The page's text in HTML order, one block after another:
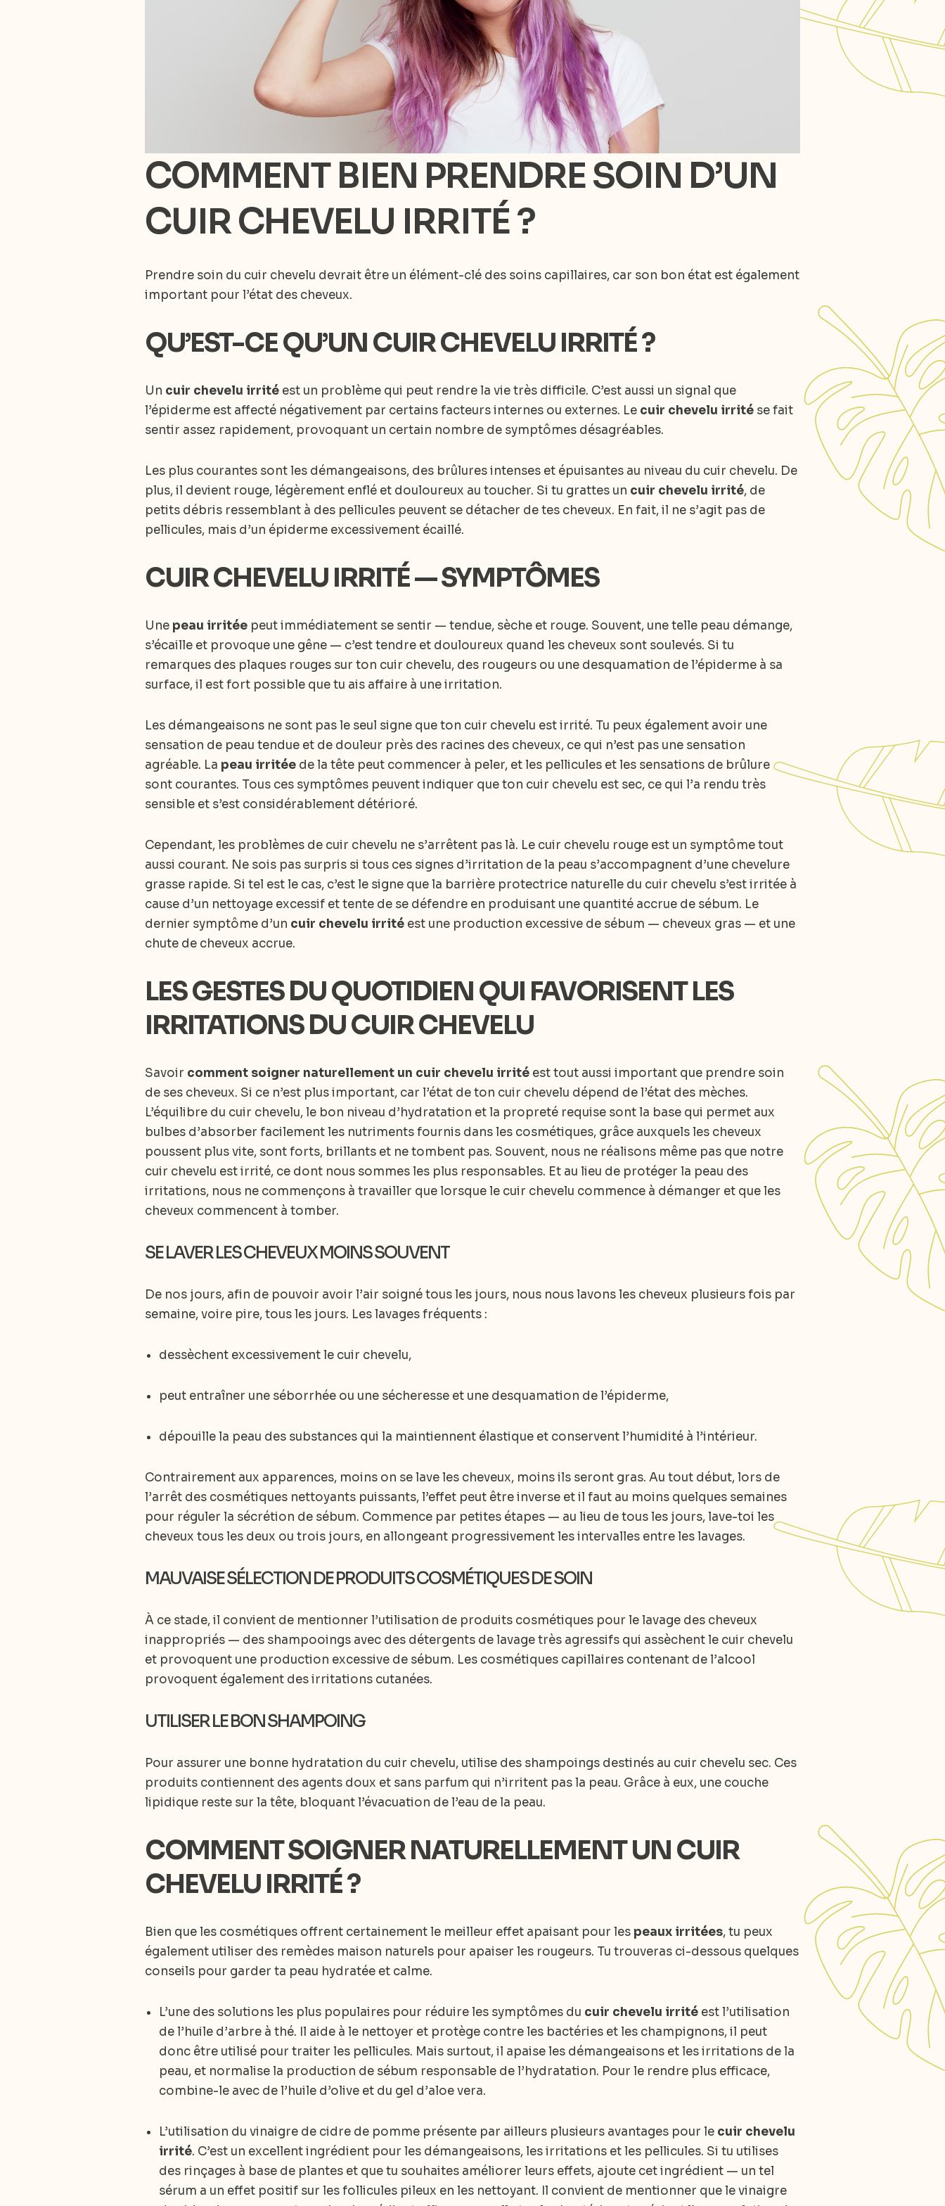
COMMENT BIEN PRENDRE SOIN D’UN
CUIR CHEVELU IRRITÉ ?
Prendre soin du cuir chevelu devrait être un élément-clé des soins capillaires, car son bon état est également
important pour l’état des cheveux.
QU’EST-CE QU’UN CUIR CHEVELU IRRITÉ ?
Un cuir chevelu irrité est un problème qui peut rendre la vie très difficile. C’est aussi un signal que
l’épiderme est affecté négativement par certains facteurs internes ou externes. Le cuir chevelu irrité se fait
sentir assez rapidement, provoquant un certain nombre de symptômes désagréables.
Les plus courantes sont les démangeaisons, des brûlures intenses et épuisantes au niveau du cuir chevelu. De
plus, il devient rouge, légèrement enflé et douloureux au toucher. Si tu grattes un cuir chevelu irrité, de
petits débris ressemblant à des pellicules peuvent se détacher de tes cheveux. En fait, il ne s’agit pas de
pellicules, mais d’un épiderme excessivement écaillé.
CUIR CHEVELU IRRITÉ — SYMPTÔMES
Une peau irritée peut immédiatement se sentir — tendue, sèche et rouge. Souvent, une telle peau démange,
s’écaille et provoque une gêne — c’est tendre et douloureux quand les cheveux sont soulevés. Si tu
remarques des plaques rouges sur ton cuir chevelu, des rougeurs ou une desquamation de l’épiderme à sa
surface, il est fort possible que tu ais affaire à une irritation.
Les démangeaisons ne sont pas le seul signe que ton cuir chevelu est irrité. Tu peux également avoir une
sensation de peau tendue et de douleur près des racines des cheveux, ce qui n’est pas une sensation
agréable. La peau irritée de la tête peut commencer à peler, et les pellicules et les sensations de brûlure
sont courantes. Tous ces symptômes peuvent indiquer que ton cuir chevelu est sec, ce qui l’a rendu très
sensible et s’est considérablement détérioré.
Cependant, les problèmes de cuir chevelu ne s’arrêtent pas là. Le cuir chevelu rouge est un symptôme tout
aussi courant. Ne sois pas surpris si tous ces signes d’irritation de la peau s’accompagnent d’une chevelure
grasse rapide. Si tel est le cas, c’est le signe que la barrière protectrice naturelle du cuir chevelu s’est irritée à
cause d’un nettoyage excessif et tente de se défendre en produisant une quantité accrue de sébum. Le
dernier symptôme d’un cuir chevelu irrité est une production excessive de sébum — cheveux gras — et une
chute de cheveux accrue.
LES GESTES DU QUOTIDIEN QUI FAVORISENT LES
IRRITATIONS DU CUIR CHEVELU
Savoir comment soigner naturellement un cuir chevelu irrité est tout aussi important que prendre soin
de ses cheveux. Si ce n’est plus important, car l’état de ton cuir chevelu dépend de l’état des mèches.
L’équilibre du cuir chevelu, le bon niveau d’hydratation et la propreté requise sont la base qui permet aux
bulbes d’absorber facilement les nutriments fournis dans les cosmétiques, grâce auxquels les cheveux
poussent plus vite, sont forts, brillants et ne tombent pas. Souvent, nous ne réalisons même pas que notre
cuir chevelu est irrité, ce dont nous sommes les plus responsables. Et au lieu de protéger la peau des
irritations, nous ne commençons à travailler que lorsque le cuir chevelu commence à démanger et que les
cheveux commencent à tomber.
SE LAVER LES CHEVEUX MOINS SOUVENT
De nos jours, afin de pouvoir avoir l’air soigné tous les jours, nous nous lavons les cheveux plusieurs fois par
semaine, voire pire, tous les jours. Les lavages fréquents :
dessèchent excessivement le cuir chevelu,
peut entraîner une séborrhée ou une sécheresse et une desquamation de l’épiderme,
dépouille la peau des substances qui la maintiennent élastique et conservent l’humidité à l’intérieur.
Contrairement aux apparences, moins on se lave les cheveux, moins ils seront gras. Au tout début, lors de
l’arrêt des cosmétiques nettoyants puissants, l’effet peut être inverse et il faut au moins quelques semaines
pour réguler la sécrétion de sébum. Commence par petites étapes — au lieu de tous les jours, lave-toi les
cheveux tous les deux ou trois jours, en allongeant progressivement les intervalles entre les lavages.
MAUVAISE SÉLECTION DE PRODUITS COSMÉTIQUES DE SOIN
À ce stade, il convient de mentionner l’utilisation de produits cosmétiques pour le lavage des cheveux
inappropriés — des shampooings avec des détergents de lavage très agressifs qui assèchent le cuir chevelu
et provoquent une production excessive de sébum. Les cosmétiques capillaires contenant de l’alcool
provoquent également des irritations cutanées.
UTILISER LE BON SHAMPOING
Pour assurer une bonne hydratation du cuir chevelu, utilise des shampoings destinés au cuir chevelu sec. Ces
produits contiennent des agents doux et sans parfum qui n’irritent pas la peau. Grâce à eux, une couche
lipidique reste sur la tête, bloquant l’évacuation de l’eau de la peau.
COMMENT SOIGNER NATURELLEMENT UN CUIR
CHEVELU IRRITÉ ?
Bien que les cosmétiques offrent certainement le meilleur effet apaisant pour les peaux irritées, tu peux
également utiliser des remèdes maison naturels pour apaiser les rougeurs. Tu trouveras ci-dessous quelques
conseils pour garder ta peau hydratée et calme.
L’une des solutions les plus populaires pour réduire les symptômes du cuir chevelu irrité est l’utilisation
de l’huile d’arbre à thé. Il aide à le nettoyer et protège contre les bactéries et les champignons, il peut
donc être utilisé pour traiter les pellicules. Mais surtout, il apaise les démangeaisons et les irritations de la
peau, et normalise la production de sébum responsable de l’hydratation. Pour le rendre plus efficace,
combine-le avec de l’huile d’olive et du gel d’aloe vera.
L’utilisation du vinaigre de cidre de pomme présente par ailleurs plusieurs avantages pour le cuir chevelu
irrité. C’est un excellent ingrédient pour les démangeaisons, les irritations et les pellicules. Si tu utilises
des rinçages à base de plantes et que tu souhaites améliorer leurs effets, ajoute cet ingrédient — un tel
sérum a un effet positif sur les follicules pileux en les nettoyant. Il convient de mentionner que le vinaigre